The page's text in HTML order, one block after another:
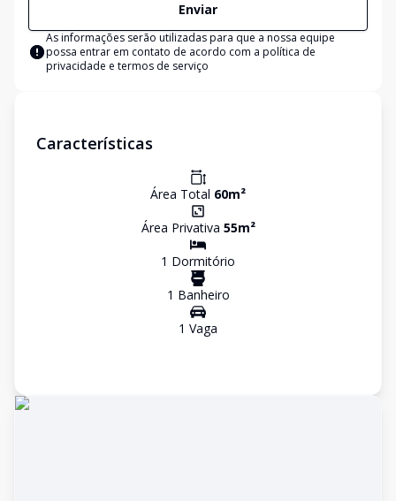
Enviar
As informações serão utilizadas para que a nossa equipe
possa entrar em contato de acordo com a política de
privacidade e termos de serviço
Características
Área Total 60m²
Área Privativa 55m²
1 Dormitório
1 Banheiro
1 Vaga